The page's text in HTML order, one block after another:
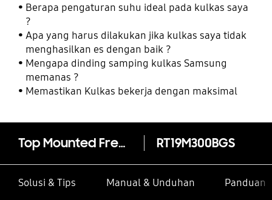
Berapa pengaturan suhu ideal pada kulkas saya
?
Apa yang harus dilakukan jika kulkas saya tidak
menghasilkan es dengan baik ?
Mengapa dinding samping kulkas Samsung
memanas ?
Memastikan Kulkas bekerja dengan maksimal
Top Mounted Freezer Digital Inverter Technology 216L RT19M300BGS
Solusi & Tips Manual & Unduhan Panduan